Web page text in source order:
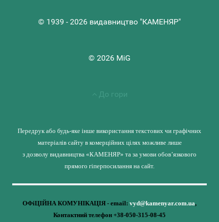
© 1939 - 2026 видавництво "КАМЕНЯР"
© 2026 MiG
До гори
Передрук або будь-яке інше використання текстових чи графічних
матеріалів сайту в комерційних цілях можливе лише
з дозволу видавництва «КАМЕНЯР» та за умови обов’язкового
прямого гіперпосилання на сайт.
ОФіЦІЙНА КОМУНІКАЦІЯ - email: vyd@kamenyar.com.ua,
Контактний телефон +38-050-315-08-45